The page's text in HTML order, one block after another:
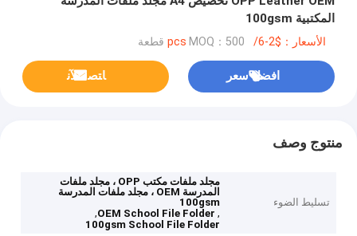
المكتبية 100gsm
الأسعار：$2-6/pcs MOQ：500 قطعة
افضل سعر ﺎﺘﺼﻟ ﺍﻶﻧ
منتوج وصف
تسليط الضوء
مجلد ملفات مكتب OPP ، مجلد ملفات
المدرسة OEM ، مجلد ملفات المدرسة
100gsm
,
OEM School File Folder
,
100gsm School File Folder